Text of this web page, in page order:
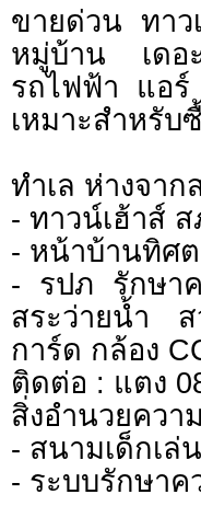
ขายด่วน ทา
หมู่บ้าน เดอ
รถไฟฟ้า แอ
เหมาะสำหรับ
ทำเล ห่างจา
- ทาวน์เฮ้าส์
- หน้าบ้านทิศ
- รปภ รักษา
สระว่ายน้ำ
การ์ด กล้อง
ติดต่อ : แตง
สิ่งอำนวยควา
- สนามเด็กเล่น
- ระบบรักษา